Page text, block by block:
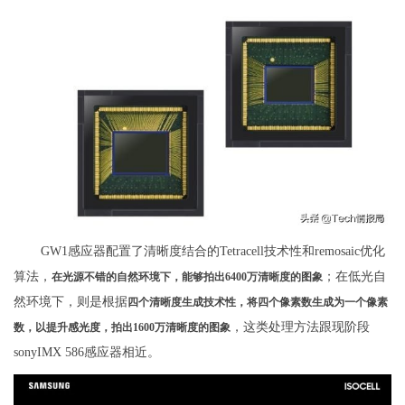
GW1感应器配置了清晰度结合的Tetracell技术性和remosaic优化
算法， 在光源不错的自然环境下，能够拍出6400万清晰度的图象 ；在低光自
然环境下，则是根据四个清晰度生成技术性，将四个像素数生成为一个像素
数，以提升感光度，拍出1600万清晰度的图象 ，这类处理方法跟现阶段
sonyIMX 586感应器相近。